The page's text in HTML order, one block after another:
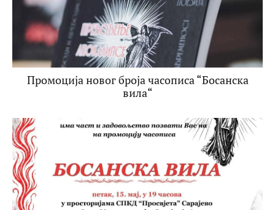
Промоција новог броја часописа “Босанска
вила“